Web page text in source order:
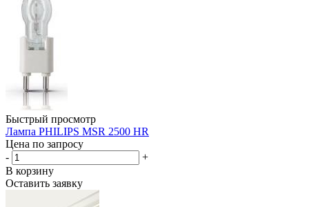
Быстрый просмотр
Лампа PHILIPS MSR 2500 HR
Цена по запросу
-
+
В корзину
Оставить заявку